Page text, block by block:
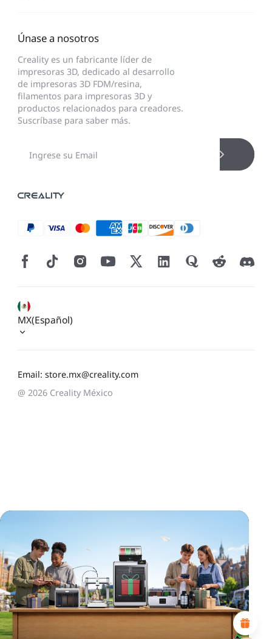
*CALIFIQUE SU NIVEL DE SATISFACCIÓN CON ESTA
2 5 9 10
*RAZONES DE SU SATISFACCIÓN
Diseño visual atractivo
Recomendaciones de productos adecuadas
Navegación y categorías claras
Únase a nosotros
Creality es un fabricante líder de
impresoras 3D, dedicado al desarrollo
de impresoras 3D FDM/resina,
filamentos para impresoras 3D y
productos relacionados para creadores.
Suscríbase para saber más.
Email: store.mx@creality.com
MX(Español)
@ 2026 Creality México